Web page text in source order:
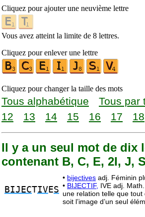
Cliquez pour ajouter une neuvième lettre
Vous avez atteint la limite de 8 lettres.
Cliquez pour enlever une lettre
Cliquez pour changer la taille des mots
Tous alphabétique Tous par
12
13 14 15 16 17 18
Il y a un seul mot de dix
contenant B, C, E, 2I, J,
BIJECTIVES
• bijectives adj. Féminin
• BIJECTIF, IVE adj.
une relation telle que tout
soit l’image d’un seul